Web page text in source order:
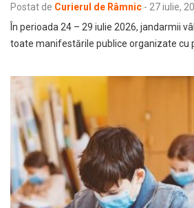
Postat de Curierul de Râmnic - 27 iulie,
În perioada 24 – 29 iulie 2026, jandarmii
toate manifestările publice organizate cu